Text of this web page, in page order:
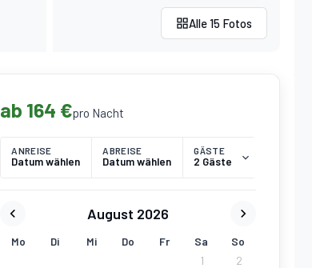
Alle 15 Fotos
ab 164 €pro Nacht
ANREISE
Datum wählen
ABREISE
Datum wählen
GÄSTE
2 Gäste
August 2026
Mo Di Mi Do Fr Sa
So
1
2